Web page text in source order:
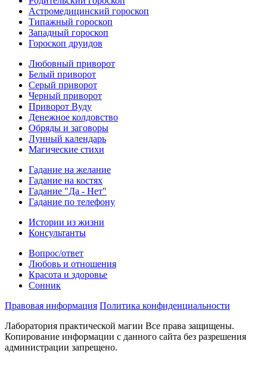
Астромедицинский гороскоп
Типажный гороскоп
Западный гороскоп
Гороскоп друидов
Любовный приворот
Белый приворот
Серый приворот
Черный приворот
Приворот Вуду
Денежное колдовство
Обряды и заговоры
Лунный календарь
Магические стихи
Гадание на желание
Гадание на костях
Гадание "Да - Нет"
Гадание по телефону
Истории из жизни
Консультанты
Вопрос/ответ
Любовь и отношения
Красота и здоровье
Сонник
Правовая информация Политика конфиденциальности
Лаборатория практической магии Все права защищены.
Копирование информации с данного сайта без разрешения
администрации запрещено.